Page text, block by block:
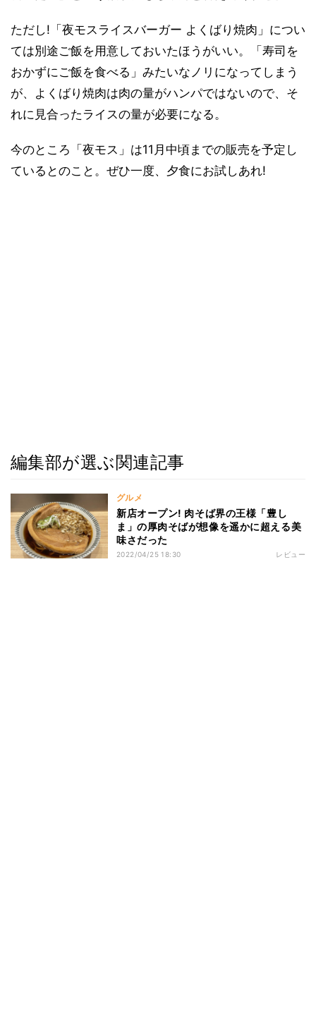
ただし!「夜モスライスバーガー よくばり焼肉」につい
ては別途ご飯を用意しておいたほうがいい。「寿司を
おかずにご飯を食べる」みたいなノリになってしまう
が、よくばり焼肉は肉の量がハンパではないので、そ
れに見合ったライスの量が必要になる。
今のところ「夜モス」は11月中頃までの販売を予定し
ているとのこと。ぜひ一度、夕食にお試しあれ!
編集部が選ぶ関連記事
グルメ
新店オープン! 肉そば界の王様「豊し
ま」の厚肉そばが想像を遥かに超える美
味さだった
2022/04/25 18:30 レビュー